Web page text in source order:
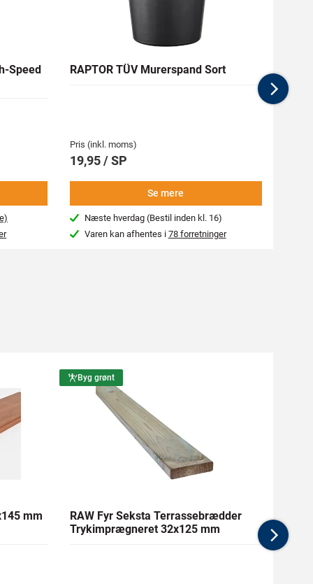
Speed
RAPTOR TÜV Murerspand Sort
Pris (inkl. moms)
19,95 / SP
Se mere
Næste hverdag (Bestil inden kl. 16)
Varen kan afhentes i 78 forretninger
mm
Byg grønt
RAW Fyr Seksta Terrassebrædder
Trykimprægneret 32x125 mm
mm